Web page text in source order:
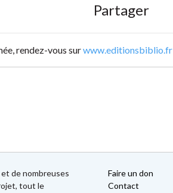
Partager
rendez-vous surwww.editionsbiblio.fr
de nombreuses
tout le
Faire un don
Contact